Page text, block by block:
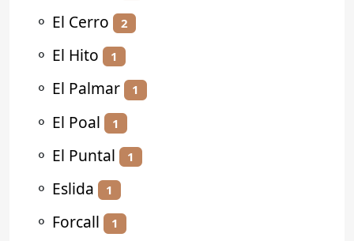
⚬ El Cerro 2
⚬ El Hito 1
⚬ El Palmar 1
⚬ El Poal 1
⚬ El Puntal 1
⚬ Eslida 1
⚬ Forcall 1